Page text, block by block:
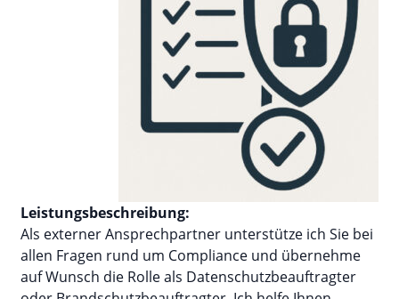
Leistungsbeschreibung:
Als externer Ansprechpartner unterstütze ich Sie bei
allen Fragen rund um Compliance und übernehme
auf Wunsch die Rolle als Datenschutzbeauftragter